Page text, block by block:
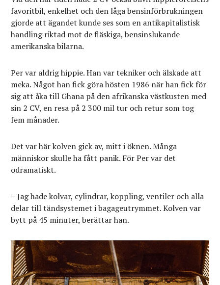
favoritbil, enkelhet och den låga bensinförbrukningen
gjorde att ägandet kunde ses som en antikapitalistisk
handling riktad mot de fläskiga, bensinslukande
amerikanska bilarna.
Per var aldrig hippie. Han var tekniker och älskade att
meka. Något han fick göra hösten 1986 när han fick för
sig att åka till Ghana på den afrikanska västkusten med
sin 2 CV, en resa på 2 300 mil tur och retur som tog
fem månader.
Det var här kolven gick av, mitt i öknen. Många
människor skulle ha fått panik. För Per var det
odramatiskt.
– Jag hade kolvar, cylindrar, koppling, ventiler och alla
delar till tändsystemet i bagageutrymmet. Kolven var
bytt på 45 minuter, berättar han.